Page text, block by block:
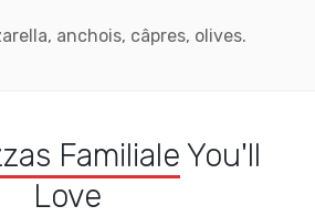
anchois, câpres, olives.
Familiale You'll
Love